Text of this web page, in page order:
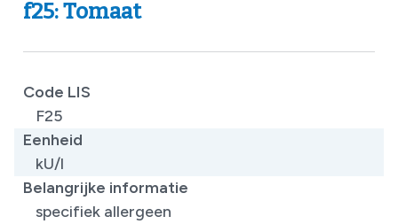
f25: Tomaat
Code LIS
F25
Eenheid
kU/l
Belangrijke informatie
specifiek allergeen